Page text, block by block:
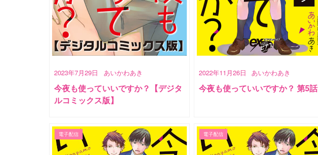
2023年7月29日 あいかわあき
今夜も使っていいですか？【デジタ
ルコミックス版】
2022年11月26日 あいかわあき
今夜も使っていいですか？ 第5話
電子配信 電子配信